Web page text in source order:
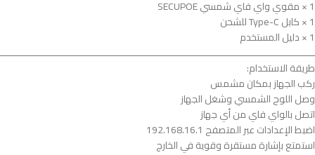
1 × مقوي واي فاي شمسي SECUPOE
1 × كابل Type-C للشحن
1 × دليل المستخدم
طريقة الاستخدام:
ركب الجهاز بمكان مشمس
وصل اللوح الشمسي وشغل الجهاز
اتصل بالواي فاي من أي جهاز
اضبط الإعدادات عبر المتصفح 192.168.16.1
استمتع بإشارة مستقرة وقوية في الخارج